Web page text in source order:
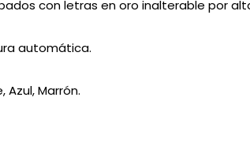
con letras en oro inalterable por
automática.
Azul, Marrón.